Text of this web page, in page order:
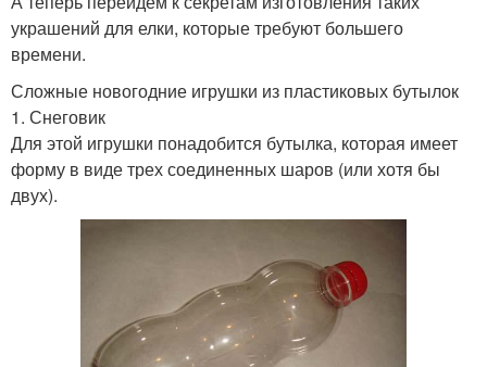
украшений для елки, которые требуют большего
времени.
Сложные новогодние игрушки из пластиковых бутылок
1. Снеговик
Для этой игрушки понадобится бутылка, которая имеет
форму в виде трех соединенных шаров (или хотя бы
двух).